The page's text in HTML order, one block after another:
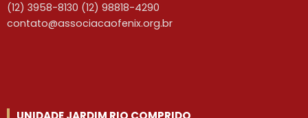
(12) 3958-8130 (12) 98818-4290
contato@associacaofenix.org.br